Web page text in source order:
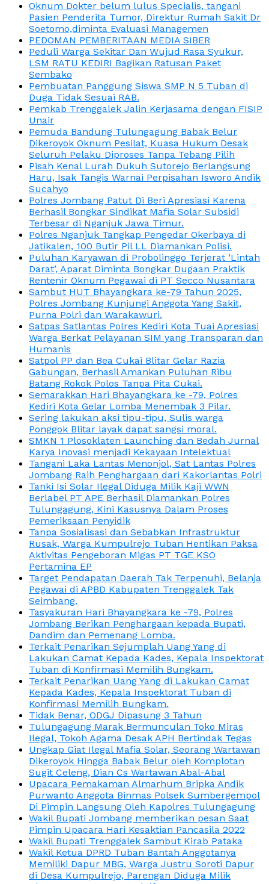
Oknum Dokter belum lulus Specialis, tangani
Pasien Penderita Tumor, Direktur Rumah Sakit Dr
Soetomo,diminta Evaluasi Managemen
PEDOMAN PEMBERITAAN MEDIA SIBER
Peduli Warga Sekitar Dan Wujud Rasa Syukur,
LSM RATU KEDIRI Bagikan Ratusan Paket
Sembako
Pembuatan Panggung Siswa SMP N 5 Tuban di
Duga Tidak Sesuai RAB.
Pemkab Trenggalek Jalin Kerjasama dengan FISIP
Unair
Pemuda Bandung Tulungagung Babak Belur
Dikeroyok Oknum Pesilat, Kuasa Hukum Desak
Seluruh Pelaku Diproses Tanpa Tebang Pilih
Pisah Kenal Lurah Dukuh Sutorejo Berlangsung
Haru, Isak Tangis Warnai Perpisahan Isworo Andik
Sucahyo
Polres Jombang Patut Di Beri Apresiasi Karena
Berhasil Bongkar Sindikat Mafia Solar Subsidi
Terbesar di Nganjuk Jawa Timur.
Polres Nganjuk Tangkap Pengedar Okerbaya di
Jatikalen, 100 Butir Pil LL Diamankan Polisi.
Puluhan Karyawan di Probolinggo Terjerat ‘Lintah
Darat’, Aparat Diminta Bongkar Dugaan Praktik
Rentenir Oknum Pegawai di PT Secco Nusantara
Sambut HUT Bhayangkara ke-79 Tahun 2025,
Polres Jombang Kunjungi Anggota Yang Sakit,
Purna Polri dan Warakawuri.
Satpas Satlantas Polres Kediri Kota Tuai Apresiasi
Warga Berkat Pelayanan SIM yang Transparan dan
Humanis
Satpol PP dan Bea Cukai Blitar Gelar Razia
Gabungan, Berhasil Amankan Puluhan Ribu
Batang Rokok Polos Tanpa Pita Cukai.
Semarakkan Hari Bhayangkara ke -79, Polres
Kediri Kota Gelar Lomba Menembak 3 Pilar.
Sering lakukan aksi tipu-tipu, Sulis warga
Ponggok Blitar layak dapat sangsi moral.
SMKN 1 Plosoklaten Launching dan Bedah Jurnal
Karya Inovasi menjadi Kekayaan Intelektual
Tangani Laka Lantas Menonjol, Sat Lantas Polres
Jombang Raih Penghargaan dari Kakorlantas Polri
Tanki Isi Solar Ilegal Diduga Milik Kaji WWN
Berlabel PT APE Berhasil Diamankan Polres
Tulungagung, Kini Kasusnya Dalam Proses
Pemeriksaan Penyidik
Tanpa Sosialisasi dan Sebabkan Infrastruktur
Rusak, Warga Kumpulrejo Tuban Hentikan Paksa
Aktivitas Pengeboran Migas PT TGE KSO
Pertamina EP
Target Pendapatan Daerah Tak Terpenuhi, Belanja
Pegawai di APBD Kabupaten Trenggalek Tak
Seimbang.
Tasyakuran Hari Bhayangkara ke -79, Polres
Jombang Berikan Penghargaan kepada Bupati,
Dandim dan Pemenang Lomba.
Terkait Penarikan Sejumplah Uang Yang di
Lakukan Camat Kepada Kades, Kepala Inspektorat
Tuban di Konfirmasi Memilih Bungkam.
Terkait Penarikan Uang Yang di Lakukan Camat
Kepada Kades, Kepala Inspektorat Tuban di
Konfirmasi Memilih Bungkam.
Tidak Benar, ODGJ Dipasung 3 Tahun
Tulungagung Marak Bermunculan Toko Miras
Ilegal, Tokoh Agama Desak APH Bertindak Tegas
Ungkap Giat Ilegal Mafia Solar, Seorang Wartawan
Dikeroyok Hingga Babak Belur oleh Komplotan
Sugit Celeng, Dian Cs Wartawan Abal-Abal
Upacara Pemakaman Almarhum Bripka Andik
Purwanto Anggota Binmas Polsek Sumbergempol
Di Pimpin Langsung Oleh Kapolres Tulungagung
Wakil Bupati Jombang memberikan pesan Saat
Pimpin Upacara Hari Kesaktian Pancasila 2022
Wakil Bupati Trenggalek Sambut Kirab Pataka
Wakil Ketua DPRD Tuban Bantah Anggotanya
Memiliki Dapur MBG, Warga Justru Soroti Dapur
di Desa Kumpulrejo, Parengan Diduga Milik